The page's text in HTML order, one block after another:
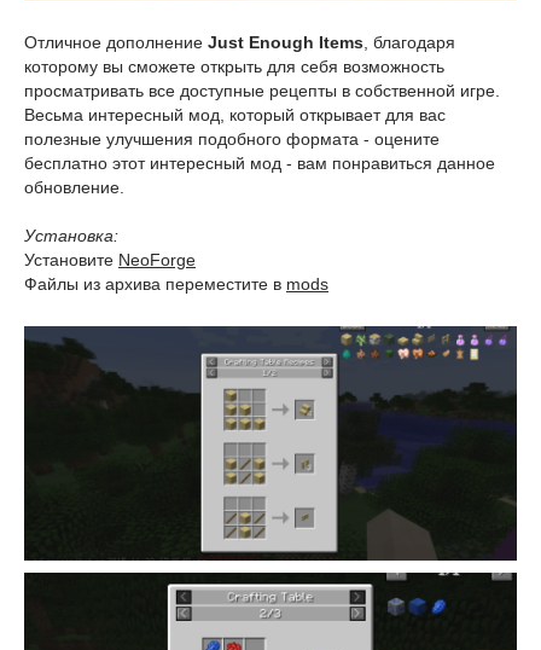
Отличное дополнение Just Enough Items, благодаря
которому вы сможете открыть для себя возможность
просматривать все доступные рецепты в собственной игре.
Весьма интересный мод, который открывает для вас
полезные улучшения подобного формата - оцените
бесплатно этот интересный мод - вам понравиться данное
обновление.
Установка:
Установите NeoForge
Файлы из архива переместите в mods